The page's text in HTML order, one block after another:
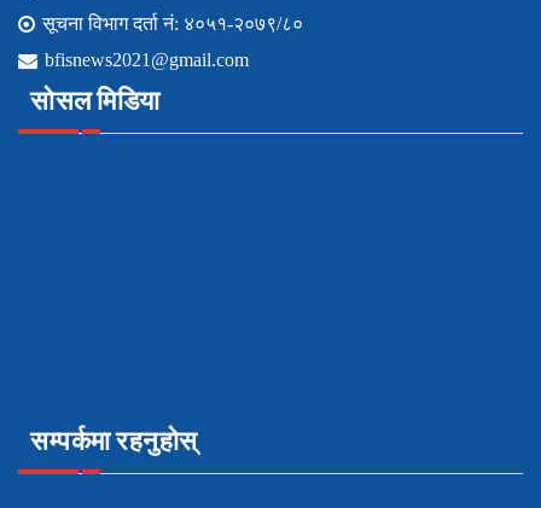
सूचना विभाग दर्ता नं: ४०५१-२०७९/८०
bfisnews2021@gmail.com
सोसल मिडिया
सम्पर्कमा रहनुहोस्